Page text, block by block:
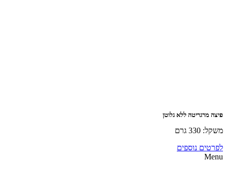
ללא גלוטן
נוספים